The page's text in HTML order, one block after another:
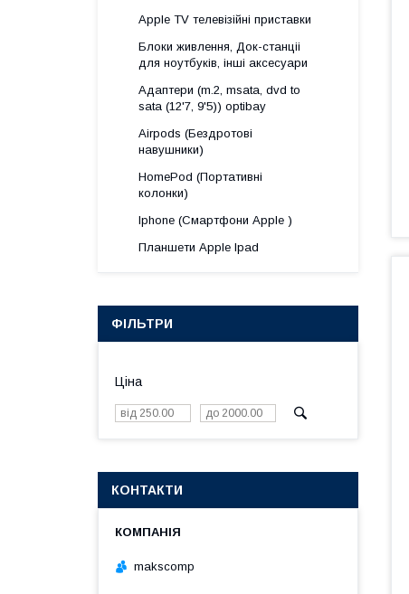
Apple TV телевізійні приставки
Блоки живлення, Док-станціі
для ноутбуків, інші аксесуари
Адаптери (m.2, msata, dvd to
sata (12'7, 9'5)) optibay
Airpods (Бездротові
навушники)
HomePod (Портативні
колонки)
Iphone (Смартфони Apple )
Планшети Apple Ipad
ФІЛЬТРИ
Ціна
КОНТАКТИ
makscomp